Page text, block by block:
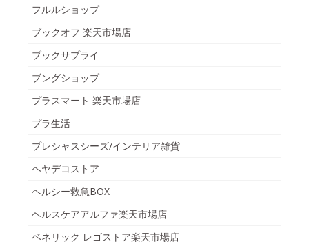
フルルショップ
ブックオフ 楽天市場店
ブックサプライ
ブングショップ
プラスマート 楽天市場店
プラ生活
プレシャスシーズ/インテリア雑貨
ヘヤデコストア
ヘルシー救急BOX
ヘルスケアアルファ楽天市場店
ベネリック レゴストア楽天市場店